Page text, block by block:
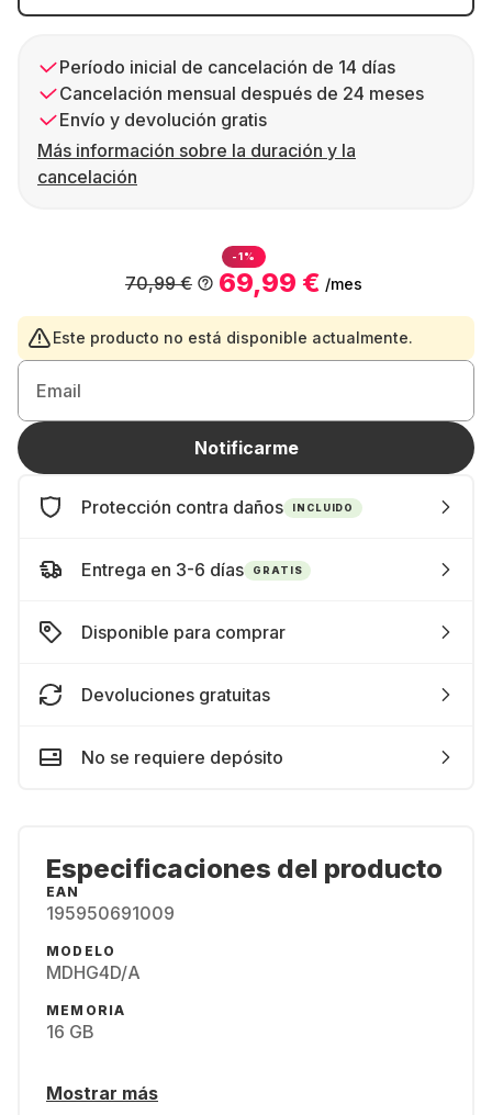
Período inicial de cancelación de 14 días
Cancelación mensual después de 24 meses
Envío y devolución gratis
Más información sobre la duración y la
cancelación
-1%
69,99 € /mes
70,99 €
Este producto no está disponible actualmente.
Email
Notificarme
Protección contra daños INCLUIDO
Entrega en 3-6 días GRATIS
Disponible para comprar
Devoluciones gratuitas
No se requiere depósito
Especificaciones del producto
EAN
195950691009
MODELO
MDHG4D/A
MEMORIA
16 GB
Mostrar más